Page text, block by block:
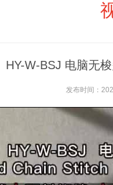
HY-W-BSJ 电脑无
发布时间：